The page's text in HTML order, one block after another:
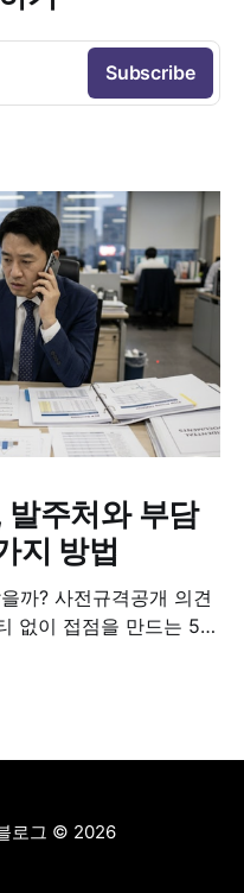
Subscribe
발주처와 부담
지 방법
까? 사전규격공개 의견
없이 접점을 만드는 5가
로그 © 2026